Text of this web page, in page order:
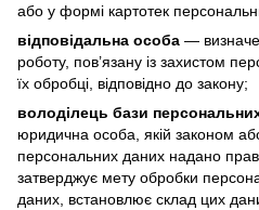
або у формі картотек
відповідальна особа —
роботу, пов’язану із захистом
їх обробці, відповідно до закону;
володілець бази
юридична особа, якій законом
персональних даних надано
затверджує мету обробки
даних, встановлює склад цих